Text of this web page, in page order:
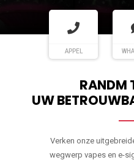
APPEL
RANDM
UW
Verken onze
wegwerp vapes en e-